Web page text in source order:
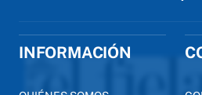
INFORMACIÓN